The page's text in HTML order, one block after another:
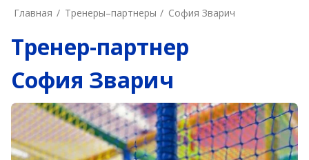
Главная Тренеры–пapтнepы София Зварич
Тренер-партнер
София Зварич